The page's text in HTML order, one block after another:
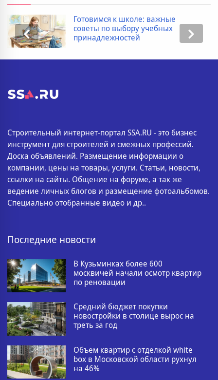
Готовимся к школе: важные
советы по выбору учебных
принадлежностей
Строительный интернет-портал SSA.RU - это бизнес
инструмент для строителей и смежных профессий.
Доска объявлений. Размещение информации о
компании, цены на товары, услуги. Статьи, новости,
ссылки на сайты. Общение на форуме, а так же
ведение личных блогов и размещение фотоальбомов.
Специально отобранные видео и др..
Последние новости
В Кузьминках более 600
москвичей начали осмотр квартир
по реновации
Средний бюджет покупки
новостройки в столице вырос на
треть за год
Объем квартир с отделкой white
box в Московской области рухнул
на 46%